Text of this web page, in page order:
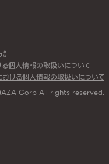
針
個人情報の取扱いについて
ける個人情報の取扱いについて
Corp All rights reserved.